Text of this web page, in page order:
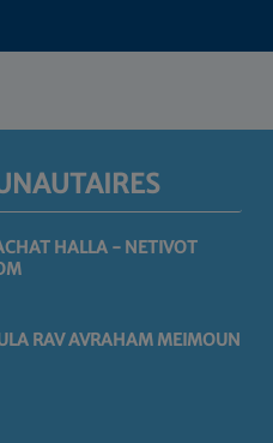
HALLA - NETIVOT
RAV AVRAHAM MEIMOUN